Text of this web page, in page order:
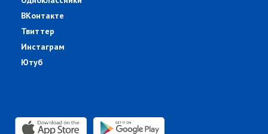
ВКонтакте
Твиттер
Инстаграм
Ютуб